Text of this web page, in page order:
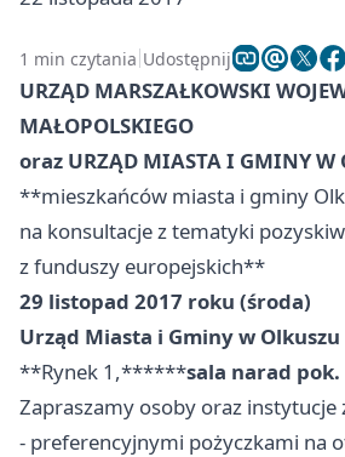
1 min czytania Udostępnij
URZĄD MARSZAŁKOWSKI
MAŁOPOLSKIEGO
oraz URZĄD MIASTA I GMINY W
**mieszkańców miasta i gminy
na konsultacje z tematyki
z funduszy europejskich**
29 listopad 2017 roku (środa)
Urząd Miasta i Gminy w Olkuszu
**Rynek 1,******sala narad pok.
Zapraszamy osoby oraz instytucje
- preferencyjnymi pożyczkami na